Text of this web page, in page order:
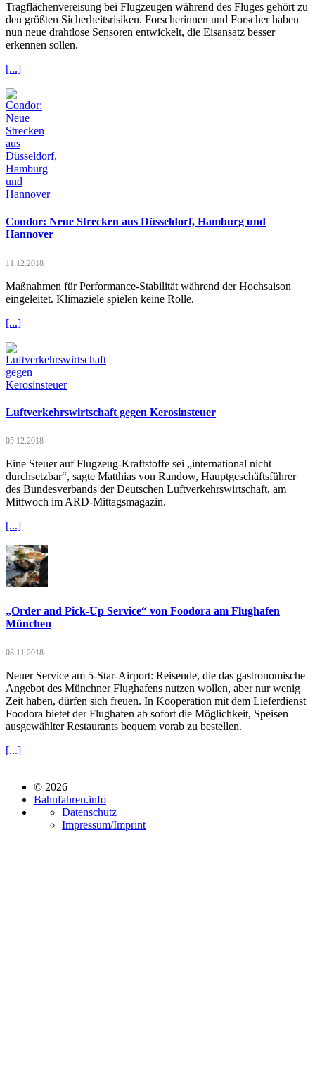
Tragflächenvereisung bei Flugzeugen während des Fluges gehört zu
den größten Sicherheitsrisiken. Forscherinnen und Forscher haben
nun neue drahtlose Sensoren entwickelt, die Eisansatz besser
erkennen sollen.
[...]
Condor: Neue Strecken aus Düsseldorf, Hamburg und
Hannover
11.12.2018
Maßnahmen für Performance-Stabilität während der Hochsaison
eingeleitet. Klimaziele spielen keine Rolle.
[...]
Luftverkehrswirtschaft gegen Kerosinsteuer
05.12.2018
Eine Steuer auf Flugzeug-Kraftstoffe sei „international nicht
durchsetzbar“, sagte Matthias von Randow, Hauptgeschäftsführer
des Bundesverbands der Deutschen Luftverkehrswirtschaft, am
Mittwoch im ARD-Mittagsmagazin.
[...]
„Order and Pick-Up Service“ von Foodora am Flughafen
München
08.11.2018
Neuer Service am 5-Star-Airport: Reisende, die das gastronomische
Angebot des Münchner Flughafens nutzen wollen, aber nur wenig
Zeit haben, dürfen sich freuen. In Kooperation mit dem Lieferdienst
Foodora bietet der Flughafen ab sofort die Möglichkeit, Speisen
ausgewählter Restaurants bequem vorab zu bestellen.
[...]
© 2026
Bahnfahren.info |
Datenschutz
Impressum/Imprint